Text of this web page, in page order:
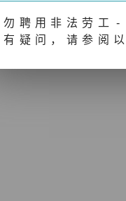
登记办事处)
勿聘用非法劳工 -
有疑问，请参阅